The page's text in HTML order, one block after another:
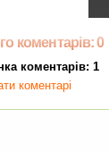
коментарів: 0
коментарів: 1
коментарі